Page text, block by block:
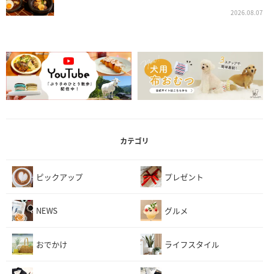
2026.08.07
カテゴリ
ピックアップ プレゼント
NEWS グルメ
おでかけ ライフスタイル